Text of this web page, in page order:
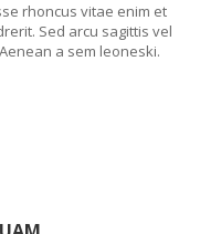
rhoncus vitae enim et
Sed arcu sagittis vel
a sem leoneski.